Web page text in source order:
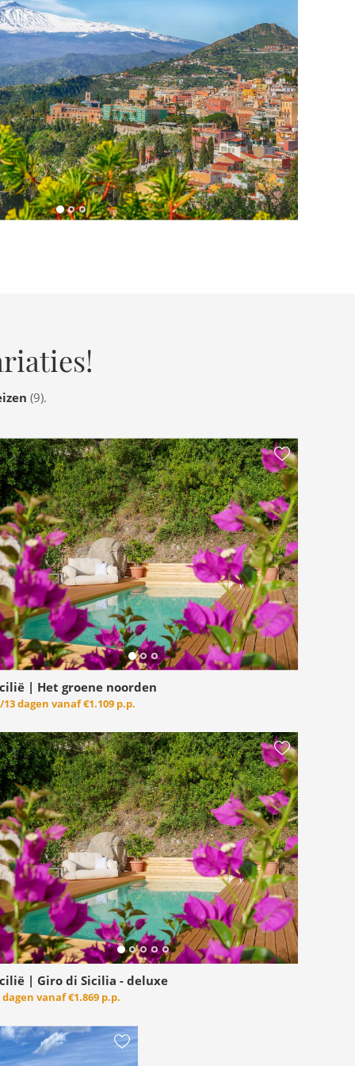
(9).
| Het groene noorden
13 dagen vanaf€1.109 p.p.
| Giro di Sicilia - deluxe
dagen vanaf€1.869 p.p.